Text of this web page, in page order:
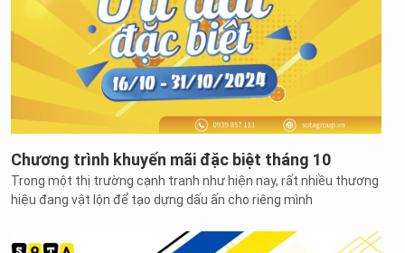
Chương trình khuyến mãi đặc biệt tháng 10
Trong một thị trường cạnh tranh như hiện nay, rất nhiều thương
hiệu đang vật lộn để tạo dựng dấu ấn cho riêng mình